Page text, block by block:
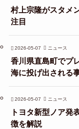
村上宗隆がスタメ
注目
2026-05-07 ニュース
香川県直島町でプ
海に投げ出される
2026-05-07 ニュース
トヨタ新型ノア発
徴を解説